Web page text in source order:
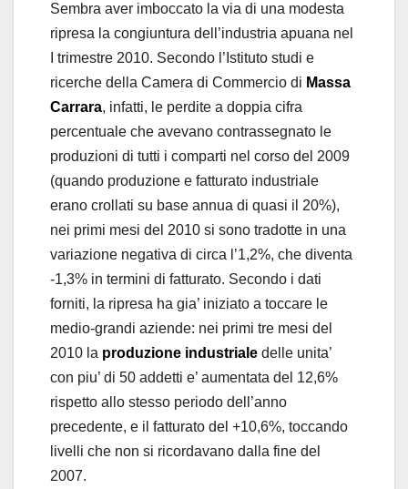
Sembra aver imboccato la via di una modesta
ripresa la congiuntura dell’industria apuana nel
I trimestre 2010. Secondo l’Istituto studi e
ricerche della Camera di Commercio di Massa
Carrara, infatti, le perdite a doppia cifra
percentuale che avevano contrassegnato le
produzioni di tutti i comparti nel corso del 2009
(quando produzione e fatturato industriale
erano crollati su base annua di quasi il 20%),
nei primi mesi del 2010 si sono tradotte in una
variazione negativa di circa l’1,2%, che diventa
-1,3% in termini di fatturato. Secondo i dati
forniti, la ripresa ha gia’ iniziato a toccare le
medio-grandi aziende: nei primi tre mesi del
2010 la produzione industriale delle unita’
con piu’ di 50 addetti e’ aumentata del 12,6%
rispetto allo stesso periodo dell’anno
precedente, e il fatturato del +10,6%, toccando
livelli che non si ricordavano dalla fine del
2007.